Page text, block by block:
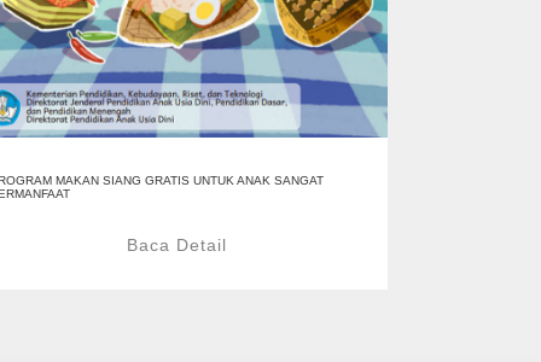
MAKAN SIANG GRATIS UNTUK ANAK SANGAT
Baca Detail